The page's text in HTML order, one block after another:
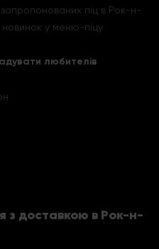
піц в Рок-н-
новинок у меню-піцу
любителів
з доставкою в Рок-н-